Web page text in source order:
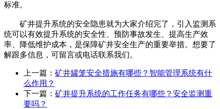
标准。
矿井提升系统的安全隐患就为大家介绍完了，引入监测系
统可以有效提升系统的安全性、预防事故发生、提高生产效
率、降低维护成本，是保障矿井安全生产的重要举措。想要了
解跟多信息，可留言或电话联系我们。
上一篇： 矿井罐笼安全措施有哪些？智能管理系统有什
么作用？
下一篇： 矿井提升系统的工作任务有哪些？安全监测重
要吗？